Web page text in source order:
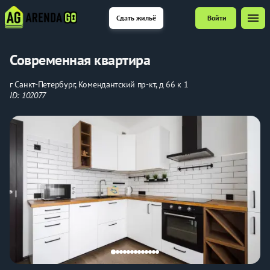
Сдать жильё Войти menu
Соврeмeннaя кваpтира
г Санкт-Петербург, Комендантский пр-кт, д 66 к 1
ID: 102077